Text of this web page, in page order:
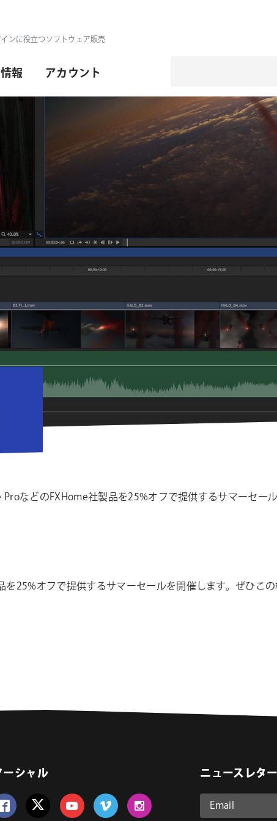
ンに役立つソフトウェア販売
情報 アカウント
などのFXHome社製品を25%オフで提供するサマーセー
25%オフで提供するサマーセールを開催します。ぜひこ
ーシャル ニュースレタ
Email
ア